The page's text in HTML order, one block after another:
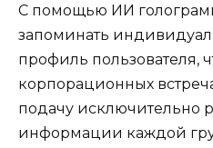
С помощью ИИ
запоминать
профиль пользователя,
корпорационных
подачу исключительно
информации каждой